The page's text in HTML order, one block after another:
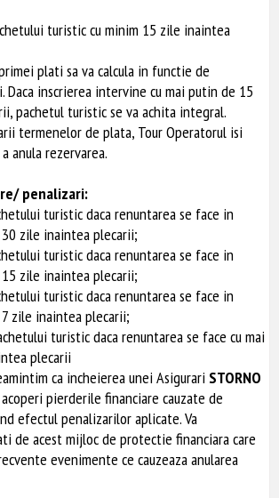
turistic cu minim 15 zile inaintea
plati sa va calcula in functie de
Daca inscrierea intervine cu mai putin de 15
pachetul turistic se va achita integral.
termenelor de plata, Tour Operatorul isi
anula rezervarea.
penalizari:
turistic daca renuntarea se face in
zile inaintea plecarii;
turistic daca renuntarea se face in
zile inaintea plecarii;
turistic daca renuntarea se face in
zile inaintea plecarii;
turistic daca renuntarea se face cu mai
plecarii
ca incheierea unei Asigurari STORNO
pierderile financiare cauzate de
efectul penalizarilor aplicate. Va
de acest mijloc de protectie financiara care
evenimente ce cauzeaza anularea